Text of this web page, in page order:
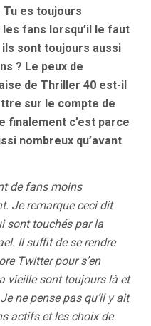
es toujours
fans lorsqu’il le faut
ils sont toujours aussi
? Le peux de
de Thriller 40 est-il
sur le compte de
finalement c’est parce
nombreux qu’avant
de fans moins
Je remarque ceci dit
sont touchés par la
Il suffit de se rendre
Twitter pour s’en
vieille sont toujours là et
ne pense pas qu’il y ait
actifs et les choix de